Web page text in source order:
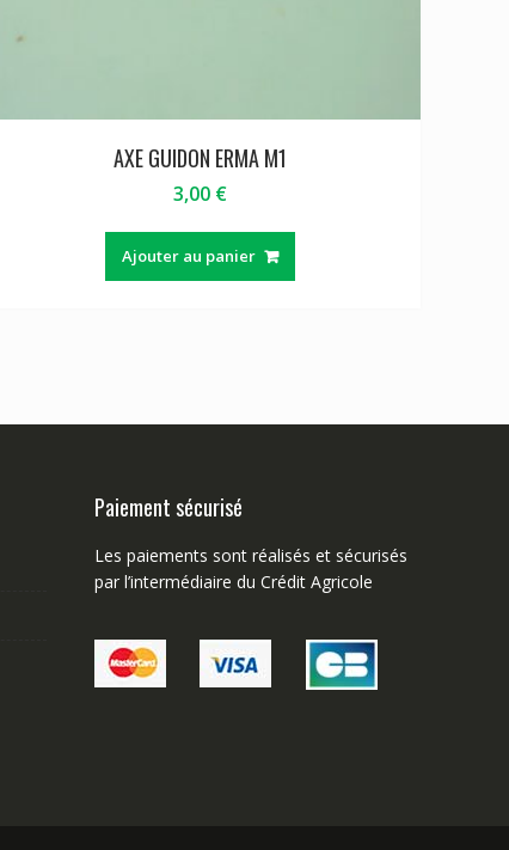
AXE GUIDON ERMA M1
3,00 €
Ajouter au panier
Paiement sécurisé
Les paiements sont réalisés et sécurisés
par l’intermédiaire du Crédit Agricole